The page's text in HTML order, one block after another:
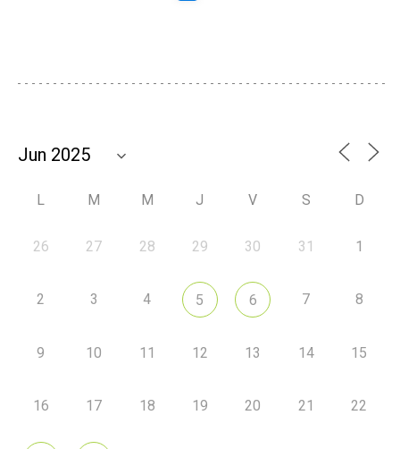
L M M J V S D
26 27 28 29 30 31 1
2 3 4 5 6 7 8
9 10 11 12 13 14 15
16 17 18 19 20 21 22